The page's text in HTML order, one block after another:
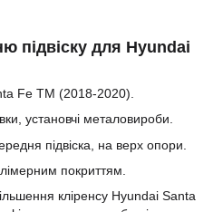
підвіску для Hyundai
Fe TM (2018-2020).
установчі металовироби.
підвіска, на верх опори.
покриттям.
кліренсу Hyundai Santa